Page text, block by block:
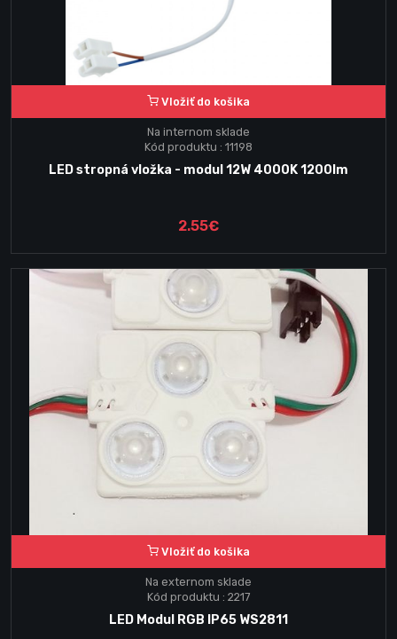
Vložiť do košika
Na internom sklade
Kód produktu : 11198
LED stropná vložka - modul 12W 4000K 1200lm
2.55€
Vložiť do košika
Na externom sklade
Kód produktu : 2217
LED Modul RGB IP65 WS2811